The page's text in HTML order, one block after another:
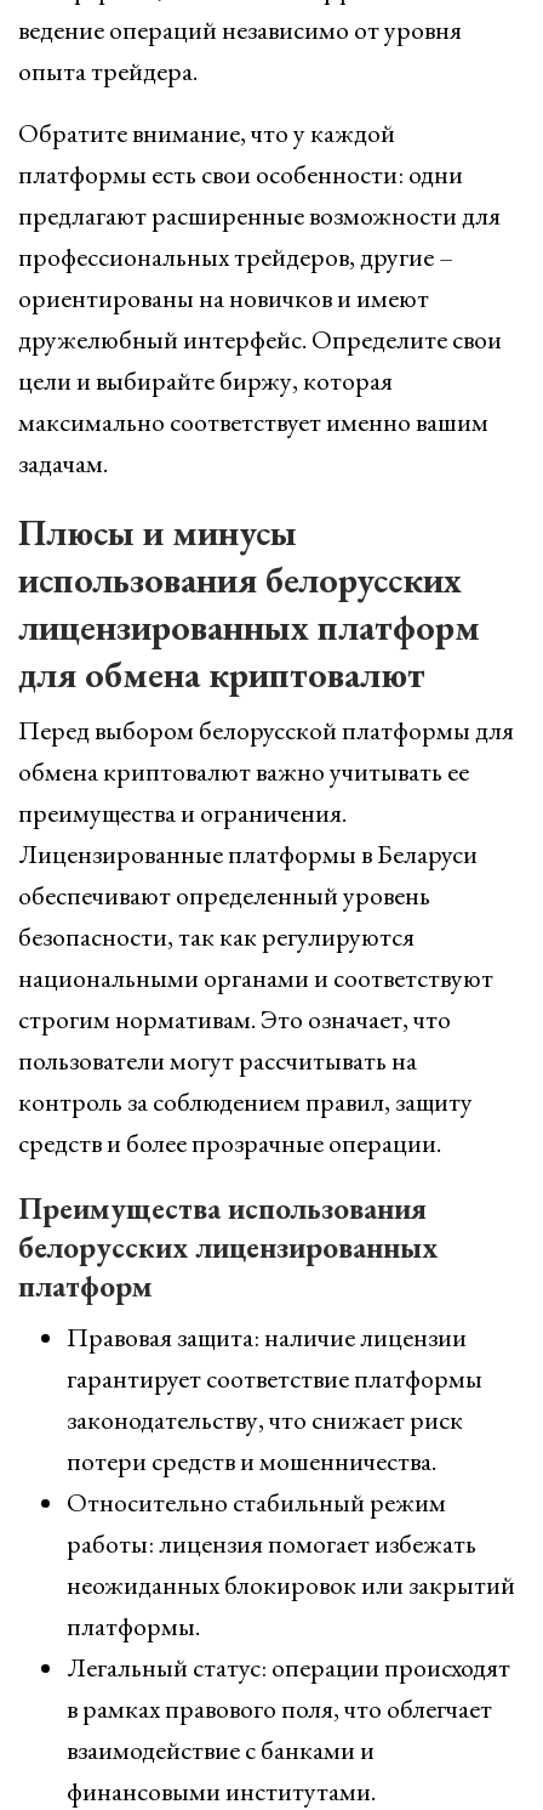
ведение операций независимо от уровня
опыта трейдера.
Обратите внимание, что у каждой
платформы есть свои особенности: одни
предлагают расширенные возможности для
профессиональных трейдеров, другие –
ориентированы на новичков и имеют
дружелюбный интерфейс. Определите свои
цели и выбирайте биржу, которая
максимально соответствует именно вашим
задачам.
Плюсы и минусы
использования белорусских
лицензированных платформ
для обмена криптовалют
Перед выбором белорусской платформы для
обмена криптовалют важно учитывать ее
преимущества и ограничения.
Лицензированные платформы в Беларуси
обеспечивают определенный уровень
безопасности, так как регулируются
национальными органами и соответствуют
строгим нормативам. Это означает, что
пользователи могут рассчитывать на
контроль за соблюдением правил, защиту
средств и более прозрачные операции.
Преимущества использования
белорусских лицензированных
платформ
Правовая защита: наличие лицензии
гарантирует соответствие платформы
законодательству, что снижает риск
потери средств и мошенничества.
Относительно стабильный режим
работы: лицензия помогает избежать
неожиданных блокировок или закрытий
платформы.
Легальный статус: операции происходят
в рамках правового поля, что облегчает
взаимодействие с банками и
финансовыми институтами.